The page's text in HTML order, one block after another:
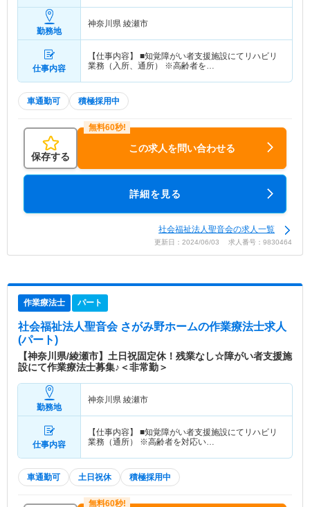
勤務地
神奈川県 綾瀬市
仕事内容
【仕事内容】 ■知覚障がい者支援施設にてリハビリ
業務（入所、通所） ※高齢者を…
車通勤可 積極採用中
保存する
この求人を問い合わせる
詳細を見る
社会福祉法人聖音会の求人一覧
更新日：2024/06/03 求人番号：9830464
作業療法士 パート
社会福祉法人聖音会 さがみ野ホームの作業療法士求人
(パート)
【神奈川県/綾瀬市】土日祝固定休！残業なし☆障がい者支援施
設にて作業療法士募集♪＜非常勤＞
勤務地
神奈川県 綾瀬市
仕事内容
【仕事内容】 ■知覚障がい者支援施設にてリハビリ
業務（通所） ※高齢者を対応い…
車通勤可 土日祝休 積極採用中